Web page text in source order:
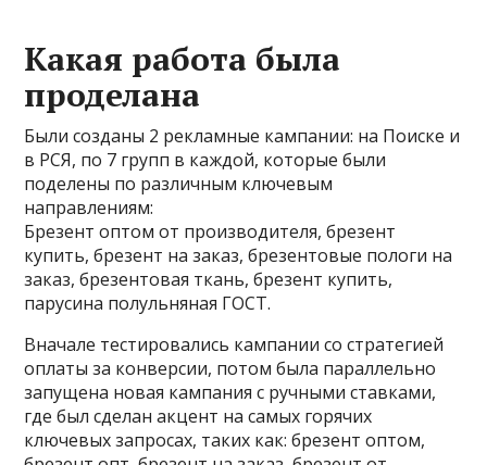
Какая работа была
проделана
Были созданы 2 рекламные кампании: на Поиске и
в РСЯ, по 7 групп в каждой, которые были
поделены по различным ключевым
направлениям:
Брезент оптом от производителя, брезент
купить, брезент на заказ, брезентовые пологи на
заказ, брезентовая ткань, брезент купить,
парусина полульняная ГОСТ.
Вначале тестировались кампании со стратегией
оплаты за конверсии, потом была параллельно
запущена новая кампания с ручными ставками,
где был сделан акцент на самых горячих
ключевых запросах, таких как: брезент оптом,